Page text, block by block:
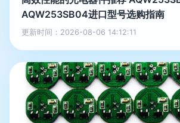
AQW253SB04进口型号选购指南
更新时间：2026-08-06 14:12:11